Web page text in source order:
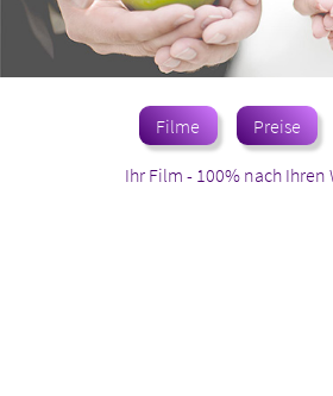
Filme Preise
Ihr Film - 100% nach Ihren